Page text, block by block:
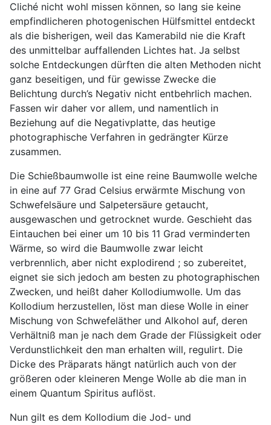
Cliché nicht wohl missen können, so lang sie keine
empfindlicheren photogenischen Hülfsmittel entdeckt
als die bisherigen, weil das Kamerabild nie die Kraft
des unmittelbar auffallenden Lichtes hat. Ja selbst
solche Entdeckungen dürften die alten Methoden nicht
ganz beseitigen, und für gewisse Zwecke die
Belichtung durch’s Negativ nicht entbehrlich machen.
Fassen wir daher vor allem, und namentlich in
Beziehung auf die Negativplatte, das heutige
photographische Verfahren in gedrängter Kürze
zusammen.
Die Schießbaumwolle ist eine reine Baumwolle welche
in eine auf 77 Grad Celsius erwärmte Mischung von
Schwefelsäure und Salpetersäure getaucht,
ausgewaschen und getrocknet wurde. Geschieht das
Eintauchen bei einer um 10 bis 11 Grad verminderten
Wärme, so wird die Baumwolle zwar leicht
verbrennlich, aber nicht explodirend ; so zubereitet,
eignet sie sich jedoch am besten zu photographischen
Zwecken, und heißt daher Kollodiumwolle. Um das
Kollodium herzustellen, löst man diese Wolle in einer
Mischung von Schwefeläther und Alkohol auf, deren
Verhältniß man je nach dem Grade der Flüssigkeit oder
Verdunstlichkeit den man erhalten will, regulirt. Die
Dicke des Präparats hängt natürlich auch von der
größeren oder kleineren Menge Wolle ab die man in
einem Quantum Spiritus auflöst.
Nun gilt es dem Kollodium die Jod- und